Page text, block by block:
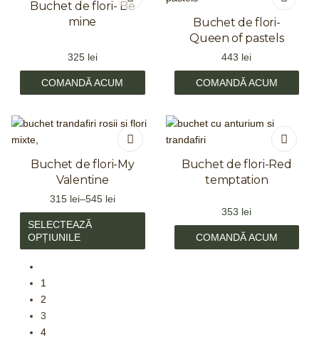
Buchet de flori- Be
mine
325 lei
COMANDĂ ACUM
Buchet de flori-
Queen of pastels
443 lei
COMANDĂ ACUM
Buchet de flori-My
Valentine
315 lei–545 lei
SELECTEAZĂ
OPȚIUNILE
Buchet de flori-Red
temptation
353 lei
COMANDĂ ACUM
1
2
3
4